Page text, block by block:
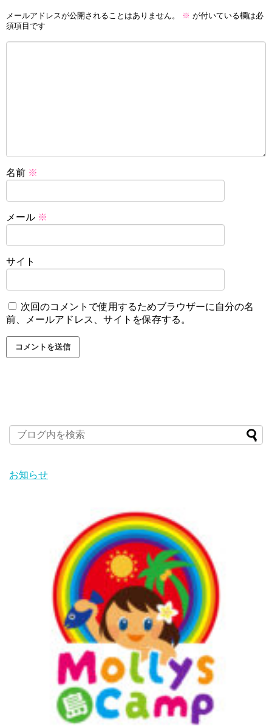
メールアドレスが公開されることはありません。 ※ が付いている欄は必
須項目です
名前 ※
メール ※
サイト
次回のコメントで使用するためブラウザーに自分の名
前、メールアドレス、サイトを保存する。
お知らせ